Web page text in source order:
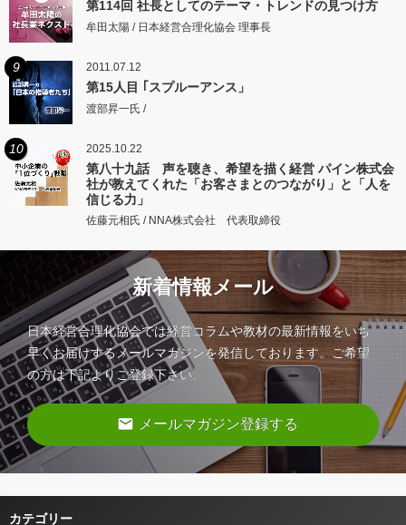
第114回 社長としてのテーマ・トレンドの見つけ方
牟田太陽 / 日本経営合理化協会 理事長
9 2011.07.12
第15人目 ｢スプルーアンス」
渡部昇一氏 /
10 2025.10.22
第八十九話 声を聴き、希望を描く経営 パイン株式会
社が教えてくれた「お客さまとのつながり」と「人を
信じる力」
佐藤元相氏 / NNA株式会社 代表取締役
新着情報メール
日本経営合理化協会では経営コラムや教材の最新情報をいち
早くお届けするメールマガジンを発信しております。ご希望
の方は下記よりご登録下さい。
email メールマガジン登録する
カテゴリー